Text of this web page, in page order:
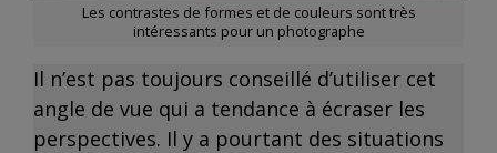
Les contrastes de formes et de couleurs sont très
intéressants pour un photographe
Il n’est pas toujours conseillé d’utiliser cet
angle de vue qui a tendance à écraser les
perspectives. Il y a pourtant des situations